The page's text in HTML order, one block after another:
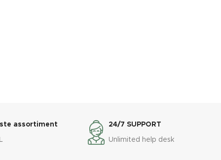
assortiment 24/7 SUPPORT
Unlimited help desk